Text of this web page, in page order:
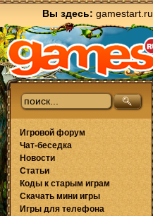
Вы здесь: gamestart.ru
Игровой форум
Чат-беседка
Новости
Статьи
Коды к старым играм
Скачать мини игры
Игры для телефона